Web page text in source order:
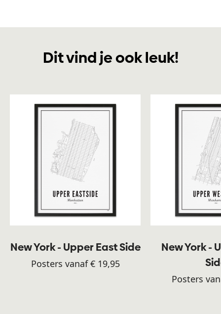
Dit vind je ook leuk!
New York - Upper East Side
Posters vanaf € 19,95
New York -
Posters